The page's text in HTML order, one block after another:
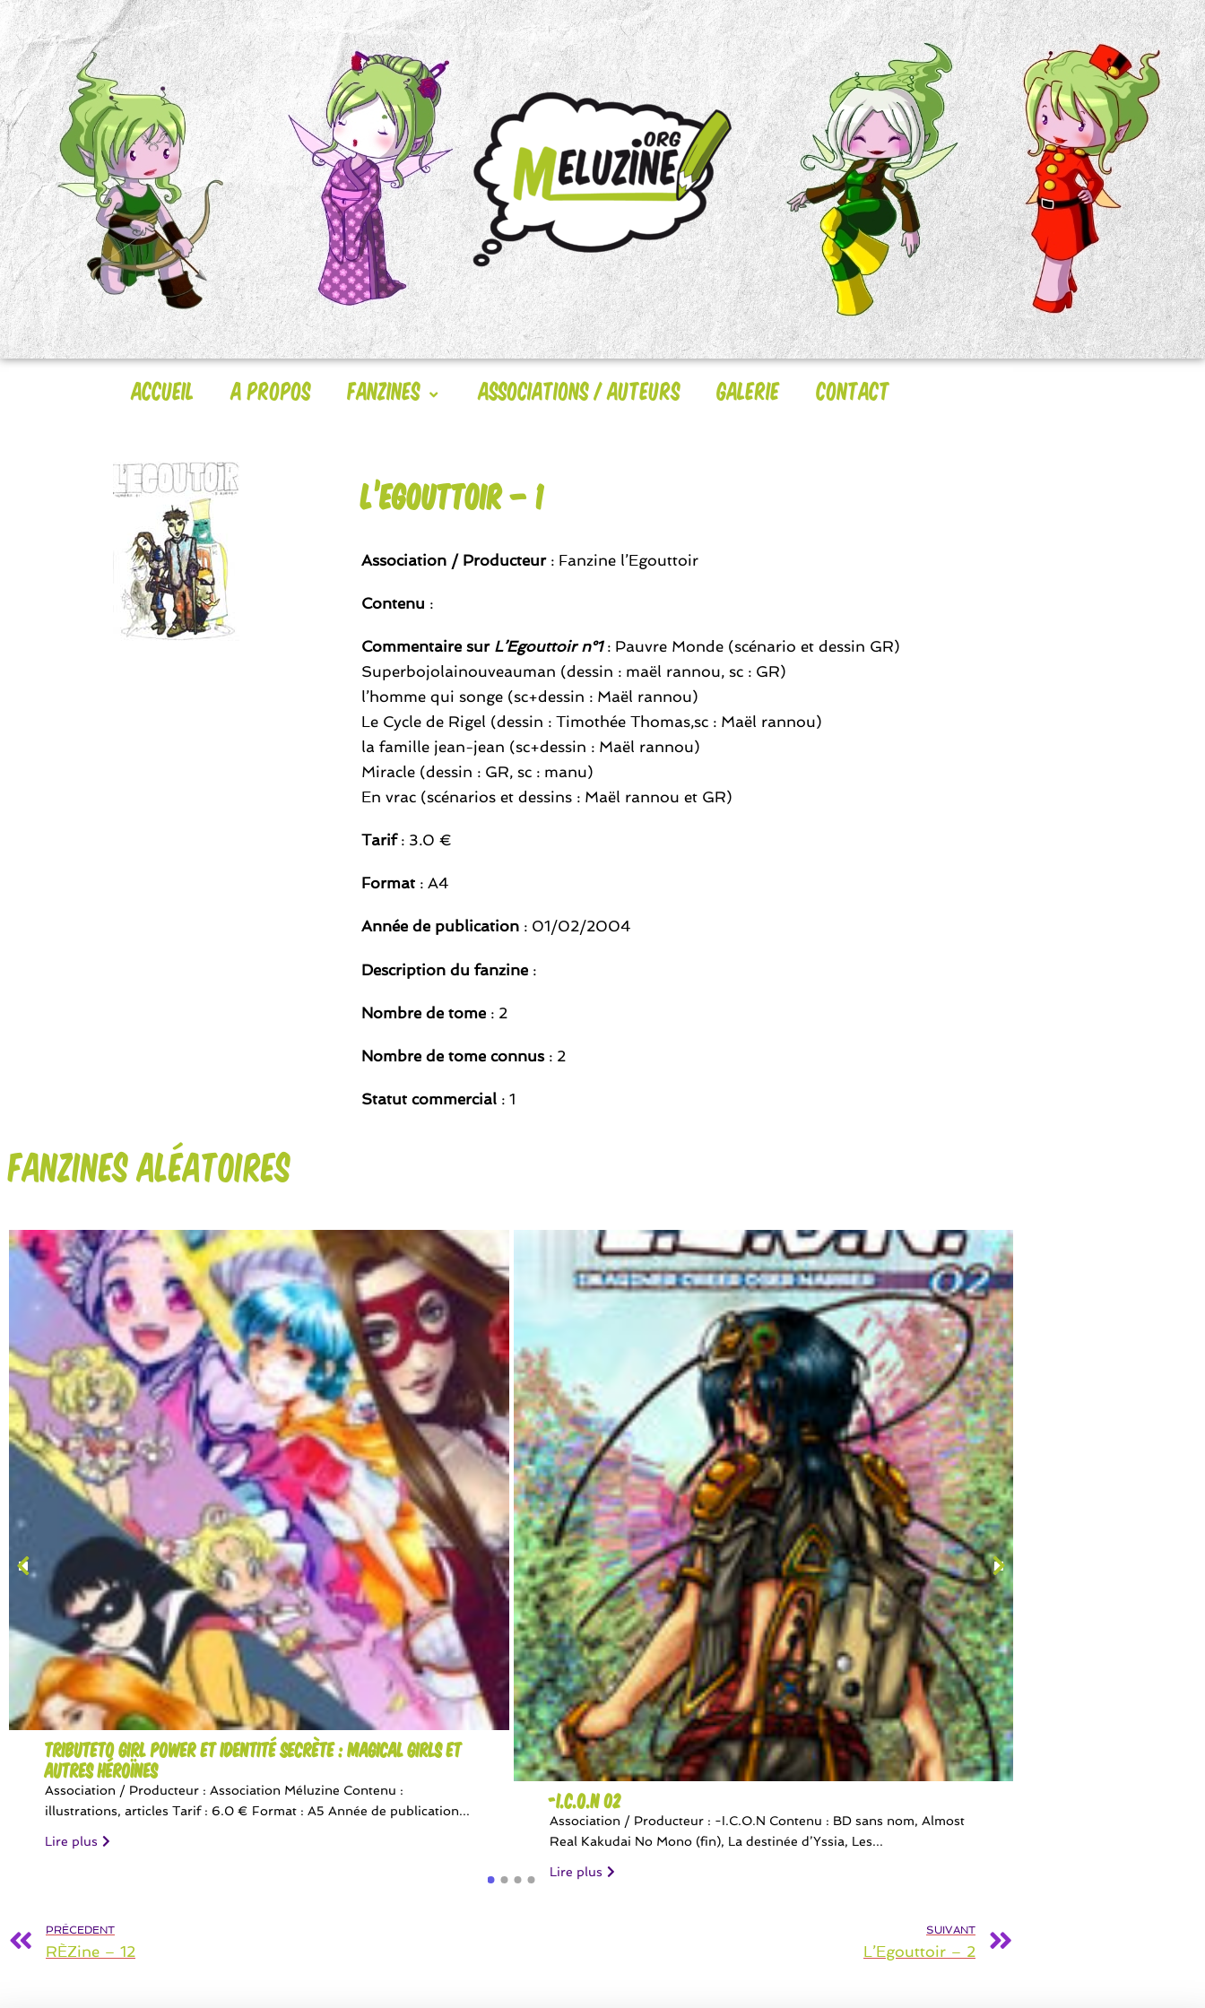
Accueil A Propos Fanzines Associations / Auteurs Galerie Contact
L’Egouttoir – 1
Association / Producteur: Fanzine l’Egouttoir
Contenu :
Commentaire sur L’Egouttoir n°1: Pauvre Monde (scénario et dessin GR)
Superbojolainouveauman (dessin : maël rannou, sc : GR)
l’homme qui songe (sc+dessin : Maël rannou)
Le Cycle de Rigel (dessin : Timothée Thomas,sc : Maël rannou)
la famille jean-jean (sc+dessin : Maël rannou)
Miracle (dessin : GR, sc : manu)
En vrac (scénarios et dessins : Maël rannou et GR)
Tarif: 3.0 €
Format : A4
Année de publication : 01/02/2004
Description du fanzine :
Nombre de tome : 2
Nombre de tome connus : 2
Statut commercial : 1
Fanzines aléatoires
TributeTo Girl Power et Identité Secrète : Magical Girls et
autres héroïnes
Association / Producteur : Association Méluzine Contenu :
illustrations, articles Tarif : 6.0 € Format : A5 Année de publication...
Lire plus
-I.C.O.N 02
Association / Producteur : -I.C.O.N Contenu : BD sans nom, Almost
Real Kakudai No Mono (fin), La destinée d’Yssia, Les...
Lire plus
PRÉCEDENT
RÈZine – 12
SUIVANT
L’Egouttoir – 2